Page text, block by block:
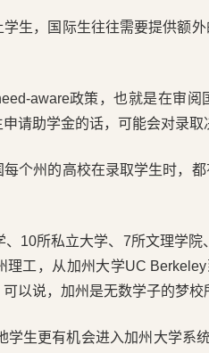
生，国际生往往需要提供额
aware政策，也就是在审
请助学金的话，可能会对录取
个州的高校在录取学生时，
10所私立大学、7所文理学
理工，从加州大学UC
以说，加州是无数学子的梦校
学生更有机会进入加州大学系